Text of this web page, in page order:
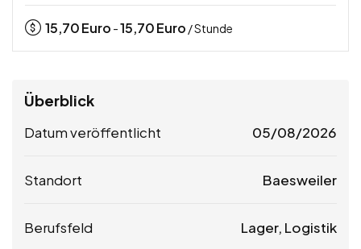
15,70Euro -15,70Euro / Stunde
Überblick
Datum veröffentlicht 05/08/2026
Standort Baesweiler
Berufsfeld Lager, Logistik